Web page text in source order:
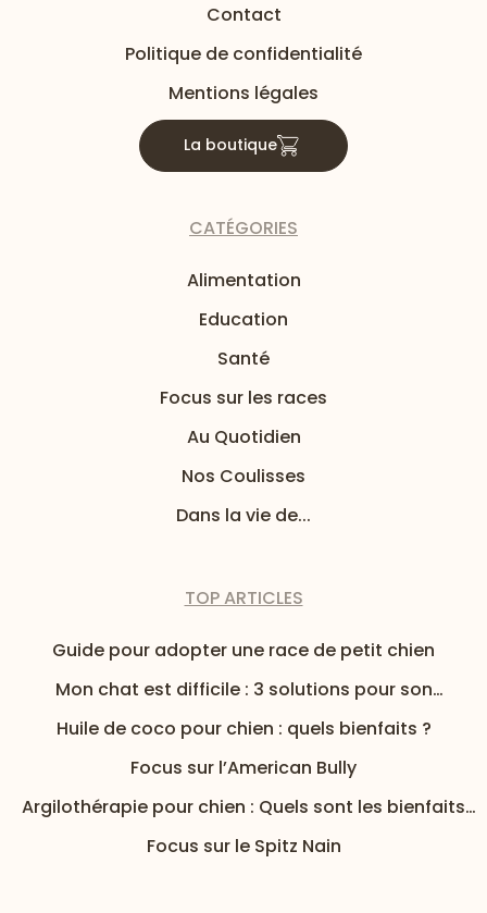
Contact
Politique de confidentialité
Mentions légales
La boutique
CATÉGORIES
Alimentation
Education
Santé
Focus sur les races
Au Quotidien
Nos Coulisses
Dans la vie de...
TOP ARTICLES
Guide pour adopter une race de petit chien
Mon chat est difficile : 3 solutions pour son
alimentation
Huile de coco pour chien : quels bienfaits ?
Focus sur l’American Bully
Argilothérapie pour chien : Quels sont les bienfaits
de l’argile pour mon chien ?
Focus sur le Spitz Nain